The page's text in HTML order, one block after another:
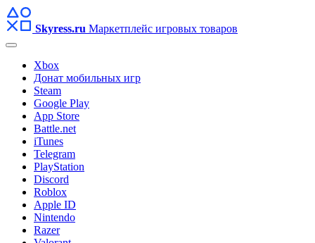
Skyress.ru Маркетплейс игровых товаров
Xbox
Донат мобильных игр
Steam
Google Play
App Store
Battle.net
iTunes
Telegram
PlayStation
Discord
Roblox
Apple ID
Nintendo
Razer